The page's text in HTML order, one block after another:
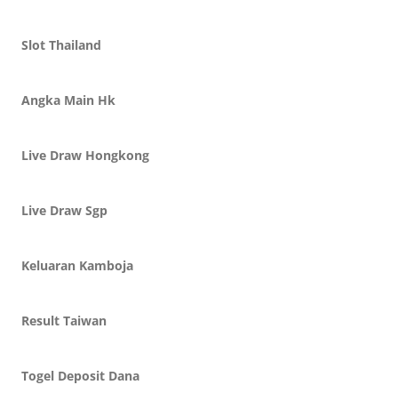
Slot Thailand
Angka Main Hk
Live Draw Hongkong
Live Draw Sgp
Keluaran Kamboja
Result Taiwan
Togel Deposit Dana